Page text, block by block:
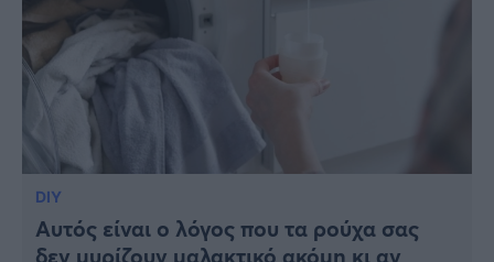
DIY
Αυτός είναι ο λόγος που τα ρούχα σας